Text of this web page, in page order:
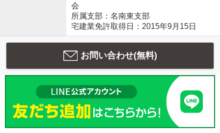
会
所属支部：名南東支部
宅建業免許取得日：2015年9月15日
お問い合わせ(無料)